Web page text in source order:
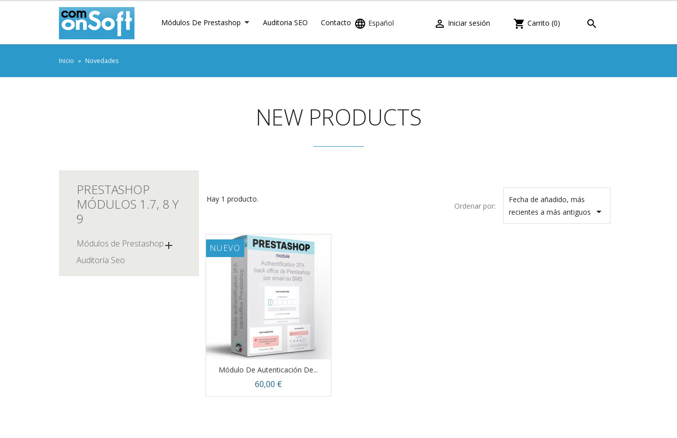
Módulos De Prestashop Auditoria SEO Contacto  Español  Iniciar sesión shopping_cart Carrito (0) 
Inicio Novedades
NEW PRODUCTS
PRESTASHOP
MÓDULOS 1.7, 8 Y
9
Módulos de Prestashop
Auditoría Seo
Hay 1 producto.
Ordenar por:
Fecha de añadido, más
recientes a más antiguos

Módulo De Autenticación De...
Precio
60,00 €
NUEVO